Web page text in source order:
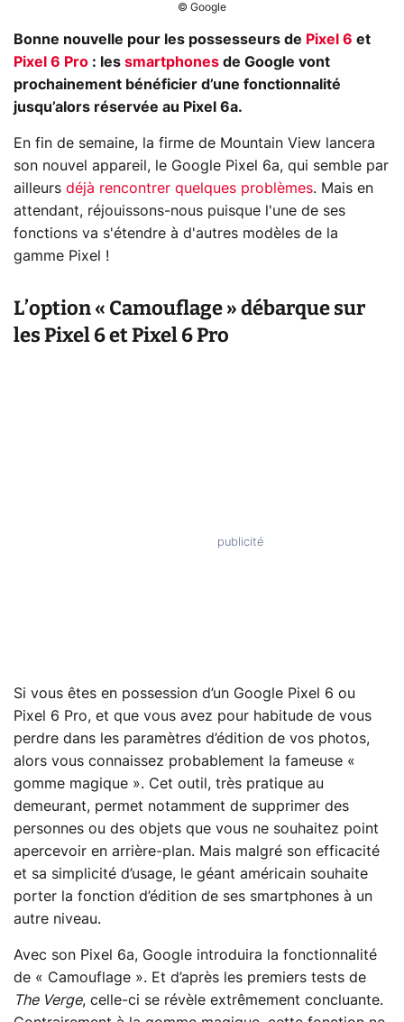
© Google
Bonne nouvelle pour les possesseurs de Pixel 6 et
Pixel 6 Pro : les smartphones de Google vont
prochainement bénéficier d’une fonctionnalité
jusqu’alors réservée au Pixel 6a.
En fin de semaine, la firme de Mountain View lancera
son nouvel appareil, le Google Pixel 6a, qui semble par
ailleurs déjà rencontrer quelques problèmes. Mais en
attendant, réjouissons-nous puisque l'une de ses
fonctions va s'étendre à d'autres modèles de la
gamme Pixel !
L’option « Camouflage » débarque sur
les Pixel 6 et Pixel 6 Pro
Si vous êtes en possession d’un Google Pixel 6 ou
Pixel 6 Pro, et que vous avez pour habitude de vous
perdre dans les paramètres d’édition de vos photos,
alors vous connaissez probablement la fameuse «
gomme magique ». Cet outil, très pratique au
demeurant, permet notamment de supprimer des
personnes ou des objets que vous ne souhaitez point
apercevoir en arrière-plan. Mais malgré son efficacité
et sa simplicité d’usage, le géant américain souhaite
porter la fonction d’édition de ses smartphones à un
autre niveau.
Avec son Pixel 6a, Google introduira la fonctionnalité
de « Camouflage ». Et d’après les premiers tests de
The Verge, celle-ci se révèle extrêmement concluante.